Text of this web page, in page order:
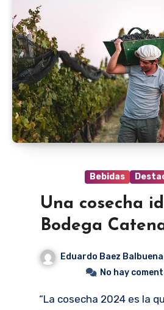
Bebidas
Una cosecha
Bodega
Eduardo Baez Balbuena
No hay
“La cosecha 2024 es la que quisieran los